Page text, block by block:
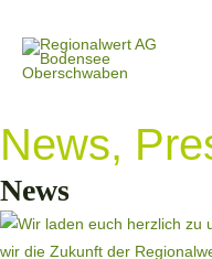
News,
News